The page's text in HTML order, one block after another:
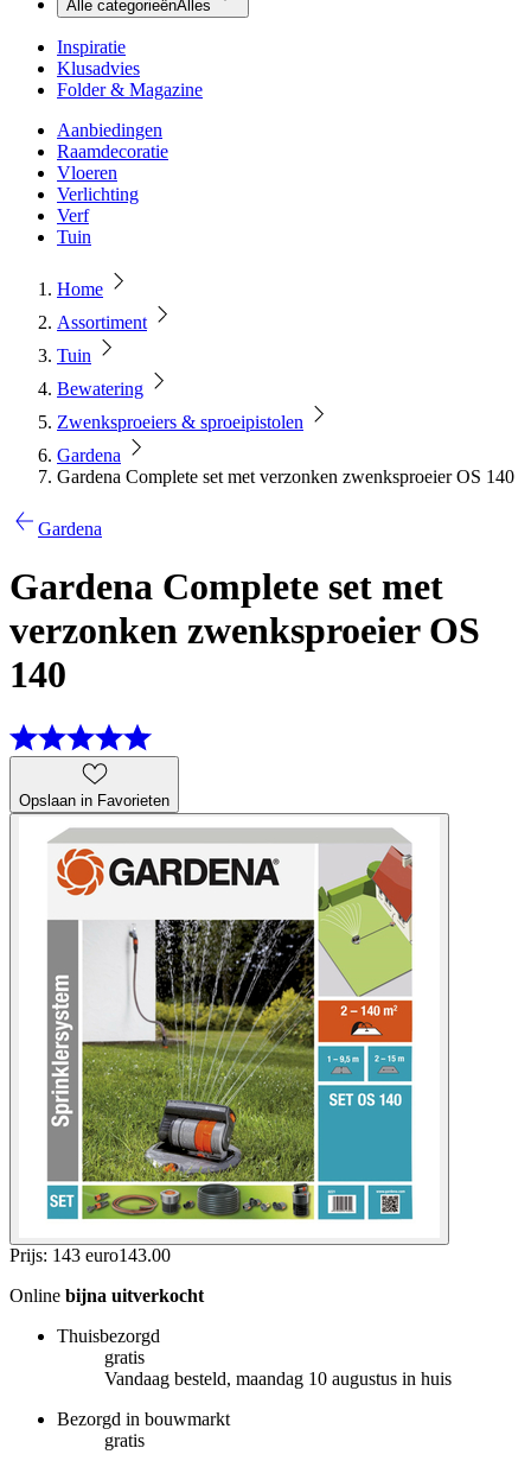
Alle categorieënAlles
Inspiratie
Klusadvies
Folder & Magazine
Aanbiedingen
Raamdecoratie
Vloeren
Verlichting
Verf
Tuin
Home
Assortiment
Tuin
Bewatering
Zwenksproeiers & sproeipistolen
Gardena
Gardena Complete set met verzonken zwenksproeier OS 140
Gardena
Gardena Complete set met
verzonken zwenksproeier OS
140
Opslaan in Favorieten
Prijs: 143 euro143.00
Online bijna uitverkocht
Thuisbezorgd
gratis
Vandaag besteld, maandag 10 augustus in huis
Bezorgd in bouwmarkt
gratis